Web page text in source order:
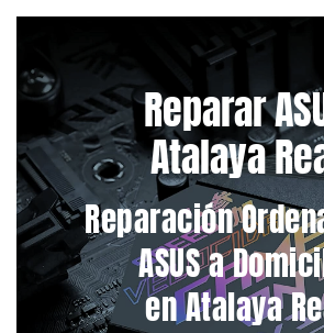
Reparar
Atalaya
Reparación
ASUS a
en Atalaya